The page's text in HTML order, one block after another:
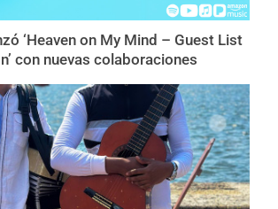
‘Heaven on My Mind – Guest List
con nuevas colaboraciones